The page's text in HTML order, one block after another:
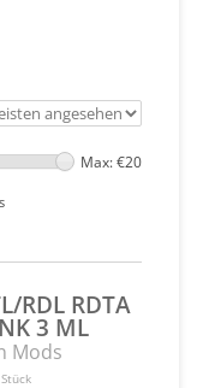
Max: €20
RDL RDTA
3 ML
Mods